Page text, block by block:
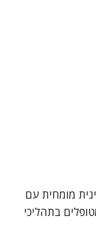
מומחית עם
בתהליכי